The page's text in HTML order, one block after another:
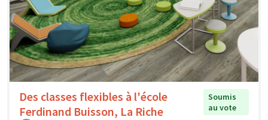
Des classes flexibles à l'école
Ferdinand Buisson, La Riche
Soumis
au vote